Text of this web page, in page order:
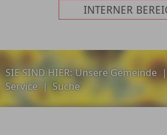
INTERNER
SIE SIND HIER:Unsere Gemeinde|
Service| Suche